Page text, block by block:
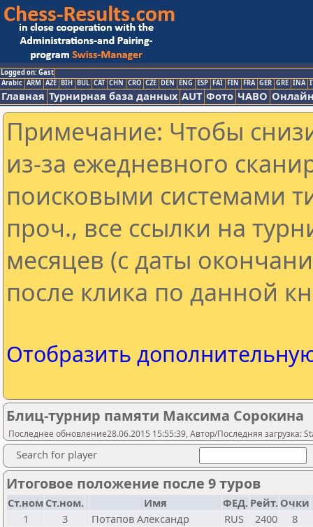
Logged on: Gast
Arabic ARM AZE BIH BUL CAT CHN CRO CZE DEN ENG ESP FAI FIN FRA GER GRE INA
Главная Турнирная база данных AUT Фото ЧАВО
Примечание: Чтобы
из-за ежедневного
поисковыми системами
проч., все ссылки на
месяцев (с даты
после клика по данной
Отобразить
Блиц-турнир памяти Максима Сорокина
Последнее обновление28.06.2015 15:55:39, Автор/Последняя загрузка:
Search for player
Итоговое положение после 9 туров
Ст.ном Ст.ном. Имя ФЕД. Рейт. Очки
1
3 Потапов Александр RUS 2400
8